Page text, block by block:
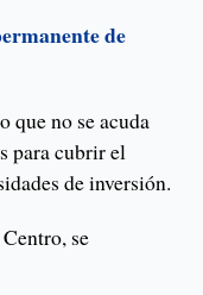
de
que no se acuda
para cubrir el
de inversión.
se